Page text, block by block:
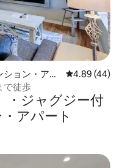
ョン・アパ
レビュー44
4.89 (44)
で徒歩
・ジャグジー付
アパート